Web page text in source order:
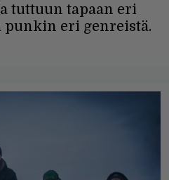
tuttuun tapaan eri
eri genreistä.